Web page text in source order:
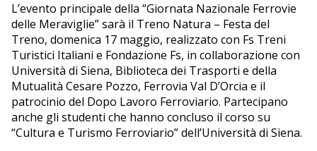
L’evento principale della “Giornata Nazionale Ferrovie
delle Meraviglie” sarà il Treno Natura – Festa del
Treno, domenica 17 maggio, realizzato con Fs Treni
Turistici Italiani e Fondazione Fs, in collaborazione con
Università di Siena, Biblioteca dei Trasporti e della
Mutualità Cesare Pozzo, Ferrovia Val D’Orcia e il
patrocinio del Dopo Lavoro Ferroviario. Partecipano
anche gli studenti che hanno concluso il corso su
“Cultura e Turismo Ferroviario” dell’Università di Siena.